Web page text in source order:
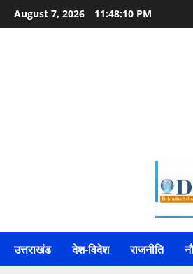
Skip
to
August 7, 2026 11:48:12 PM
उत्तराखंड देश-विदेश राजनीति